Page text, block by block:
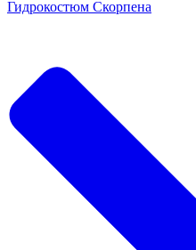
Гидрокостюм Скорпена